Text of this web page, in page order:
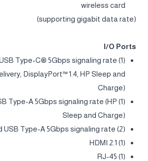
wireless card
(supporting gigabit data rate)
I/O Ports
USB Type-C® 5Gbps signaling rate
DisplayPort™ 1.4, HP Sleep and
Charge)
Type-A 5Gbps signaling rate (HP
Sleep and Charge)
(2) SuperSpeed USB Type-A 5Gbps signaling rate
(1) HDMI 2.1
(1) RJ-45